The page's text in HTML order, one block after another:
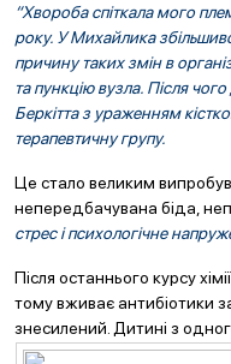
“Хвороба спіткала мого
року. У Михайлика
причину таких змін в
та пункцію вузла. Після
Беркітта з ураженням
терапевтичну групу.
Це стало великим
непередбачувана біда,
стрес і психологічне
Після останнього курсу
тому вживає антибіотики
знесилений. Дитині з